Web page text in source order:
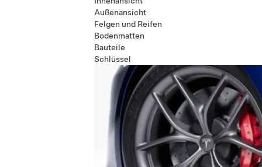
Außenansicht
Felgen und Reifen
Bodenmatten
Bauteile
Schlüssel